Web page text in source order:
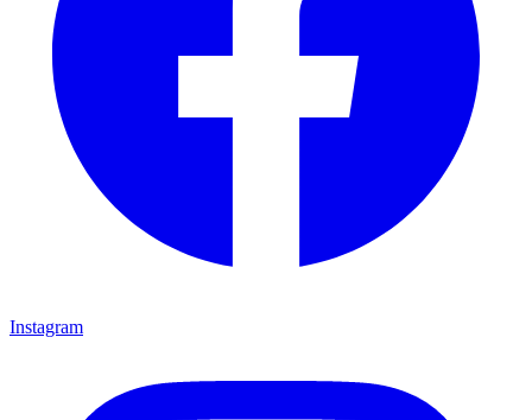
Instagram